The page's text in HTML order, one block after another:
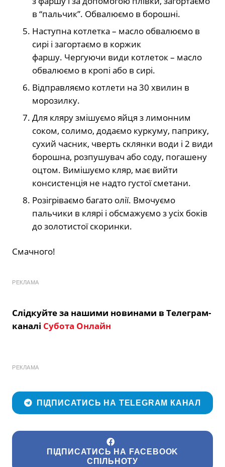
в “пальчик”. Обвалюємо в борошні.
Наступна котлетка – масло обвалюємо в
сирі і загортаємо в коржик
фаршу. Чергуючи види котлеток – масло
обвалюємо в кропі або в сирі.
Відправляємо котлети на 30 хвилин в
морозилку.
Для кляру змішуємо яйця з лимонним
соком, солимо, додаємо куркуму, паприку,
сухий часник, чверть склянки води і 2 види
борошна, розпушувач або соду, погашену
оцтом. Вимішуємо кляр, має вийти
консистенція не надто густої сметани.
Розігріваємо багато олії. Вмочуємо
пальчики в клярі і обсмажуємо з усіх боків
до золотистої скоринки.
Смачного!
РЕКЛАМА
Слідкуйте за нашими новинами в Телеграм-
каналі Субота Онлайн
РЕКЛАМА
ПІДПИСАТИСЬ НА TELEGRAM КАНАЛ
ПІДПИСАТИСЬ НА FACEBOOK
СПІЛЬНОТУ